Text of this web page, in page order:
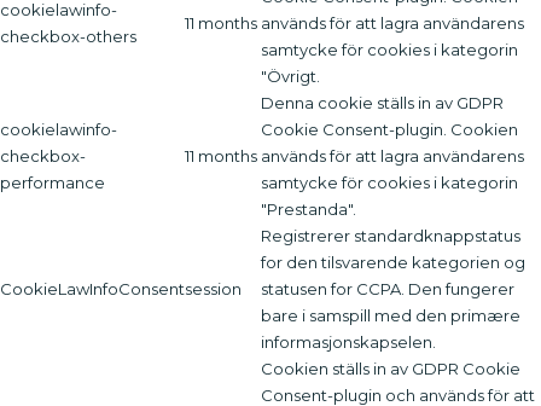
cookielawinfo-
checkbox-others
11 months används för att lagra användarens
samtycke för cookies i kategorin
"Övrigt.
cookielawinfo-
checkbox-
performance
11 months
Denna cookie ställs in av GDPR
Cookie Consent-plugin. Cookien
används för att lagra användarens
samtycke för cookies i kategorin
"Prestanda".
CookieLawInfoConsentsession
Registrerer standardknappstatus
for den tilsvarende kategorien og
statusen for CCPA. Den fungerer
bare i samspill med den primære
informasjonskapselen.
Cookien ställs in av GDPR Cookie
Consent-plugin och används för att